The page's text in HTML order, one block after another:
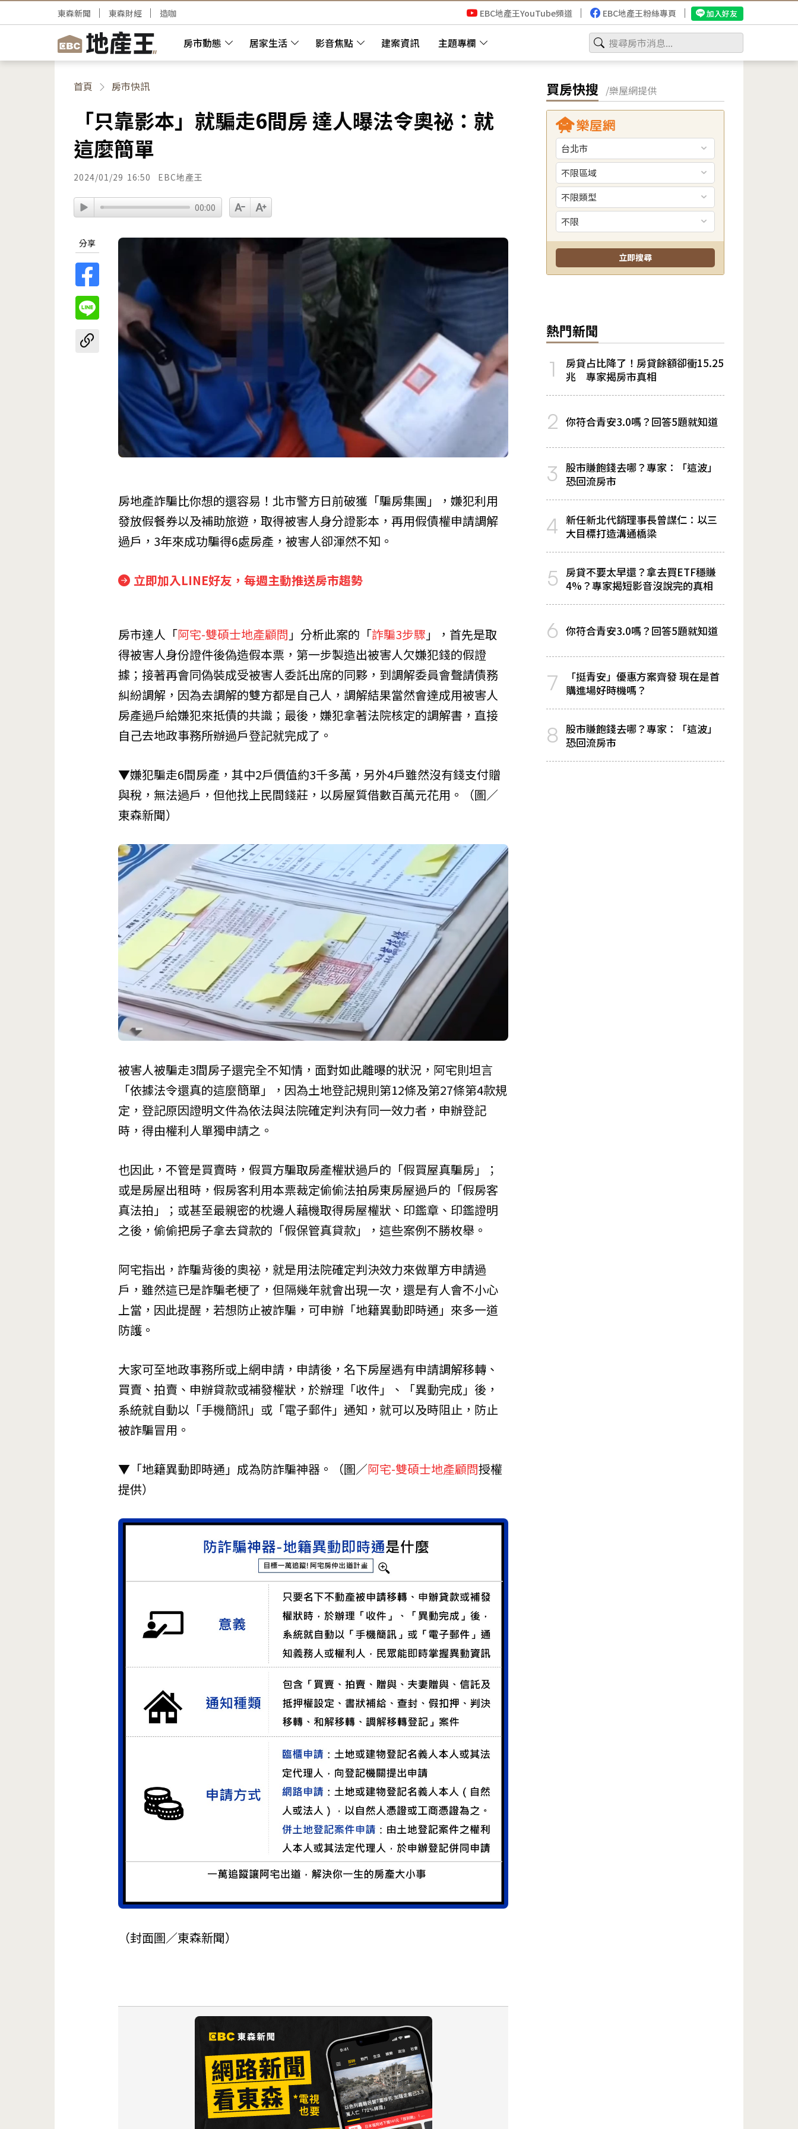
房市動態 居家生活 影音焦點 建案資訊 主題專欄
東森新聞 東森財經 造咖 EBC地產王YouTube頻道 EBC地產王粉絲專頁 加入好友
首頁 房市快訊
「只靠影本」就騙走6間房 達人曝法令奧祕：就
這麼簡單
2024/01/29 16:50 EBC地產王
00:00
分享
房地產詐騙比你想的還容易！北市警方日前破獲「騙房集團」，嫌犯利用
發放假餐券以及補助旅遊，取得被害人身分證影本，再用假債權申請調解
過戶，3年來成功騙得6處房產，被害人卻渾然不知。
立即加入LINE好友，每週主動推送房市趨勢
房市達人「阿宅-雙碩士地產顧問 」分析此案的「詐騙3步驟 」，首先是取
得被害人身份證件後偽造假本票，第一步製造出被害人欠嫌犯錢的假證
據；接著再會同偽裝成受被害人委託出席的同夥，到調解委員會聲請債務
糾紛調解，因為去調解的雙方都是自己人，調解結果當然會達成用被害人
房產過戶給嫌犯來抵債的共識；最後，嫌犯拿著法院核定的調解書，直接
自己去地政事務所辦過戶登記就完成了。
▼嫌犯騙走6間房產，其中2戶價值約3千多萬，另外4戶雖然沒有錢支付贈
與稅，無法過戶，但他找上民間錢莊，以房屋質借數百萬元花用。（圖／
東森新聞）
被害人被騙走3間房子還完全不知情，面對如此離曝的狀況，阿宅則坦言
「依據法令還真的這麼簡單」，因為土地登記規則第12條及第27條第4款規
定，登記原因證明文件為依法與法院確定判決有同一效力者，申辦登記
時，得由權利人單獨申請之。
也因此，不管是買賣時，假買方騙取房產權狀過戶的「假買屋真騙房」；
或是房屋出租時，假房客利用本票裁定偷偷法拍房東房屋過戶的「假房客
真法拍」；或甚至最親密的枕邊人藉機取得房屋權狀、印鑑章、印鑑證明
之後，偷偷把房子拿去貸款的「假保管真貸款」，這些案例不勝枚舉。
阿宅指出，詐騙背後的奧祕，就是用法院確定判決效力來做單方申請過
戶，雖然這已是詐騙老梗了，但隔幾年就會出現一次，還是有人會不小心
上當，因此提醒，若想防止被詐騙，可申辦「地籍異動即時通」來多一道
防護。
大家可至地政事務所或上網申請，申請後，名下房屋遇有申請調解移轉、
買賣、拍賣、申辦貸款或補發權狀，於辦理「收件」、「異動完成」後，
系統就自動以「手機簡訊」或「電子郵件」通知，就可以及時阻止，防止
被詐騙冒用。
▼「地籍異動即時通」成為防詐騙神器。（圖／阿宅-雙碩士地產顧問授權
提供）
（封面圖／東森新聞）
買房快搜 /樂屋網提供
熱門新聞
1
房貸占比降了！房貸餘額卻衝15.25
兆 專家揭房市真相
2 你符合青安3.0嗎？回答5題就知道
3 股市賺飽錢去哪？專家：「這波」
恐回流房市
4 新任新北代銷理事長曾謀仁：以三
大目標打造溝通橋梁
5 房貸不要太早還？拿去買ETF穩賺
4%？專家揭短影音沒說完的真相
6 你符合青安3.0嗎？回答5題就知道
7
「挺青安」優惠方案齊發 現在是首
購進場好時機嗎？
8 股市賺飽錢去哪？專家：「這波」
恐回流房市